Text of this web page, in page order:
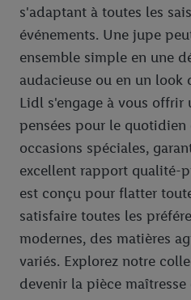
s'adaptant à toutes les
événements. Une jupe
ensemble simple en une
audacieuse ou en un look
Lidl s'engage à vous offrir
pensées pour le quotidien
occasions spéciales,
excellent rapport qualité-
est conçu pour flatter
satisfaire toutes les
modernes, des matières
variés. Explorez notre
devenir la pièce